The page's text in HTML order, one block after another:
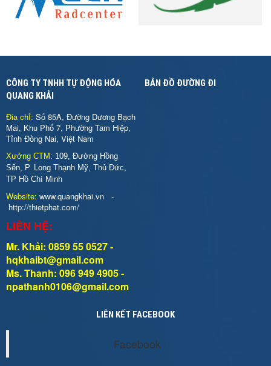
CÔNG TY TNHH TỰ ĐỘNG HÓA
QUANG KHẢI
Đia chỉ: Số 85A, Đường Dương Bạch
Mai, Khu Phố 7, Phường Tam Hiệp,
Tỉnh Đồng Nai, Việt Nam
Xưởng CTM: 109, Đường Hồng
Sến, P. Long Thạnh Mỹ, Thủ Đức,
TP Hồ Chí Minh
Website: www.quangkhai.vn -
http://thietphat.com/
LIÊN HỆ:
Mr. Khải: 0859 55 0527 -
hqkhaibt@gmail.com
Ms. Thanh: 096 949 4905 -
npathanh0106@gmail.com
BẢN ĐỒ ĐƯỜNG ĐI
LIÊN KẾT FACEBOOK
Facebook